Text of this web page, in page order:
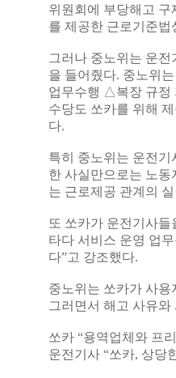
위원회에 부당해고
를 제공한 근로기준법
그러나 중노위는 운
을 들어줬다. 중노위
업무수행 △복장 규정
수당도 쏘카를 위해
다.
특히 중노위는 운전기
한 사실만으로는 노
는 근로제공 관계의
또 쏘카가 운전기사들
타다 서비스 운영 업
다”고 강조했다.
중노위는 쏘카가 사용
그러면서 해고 사유
쏘카 “용역업체와 프
운전기사 “쏘카, 상당